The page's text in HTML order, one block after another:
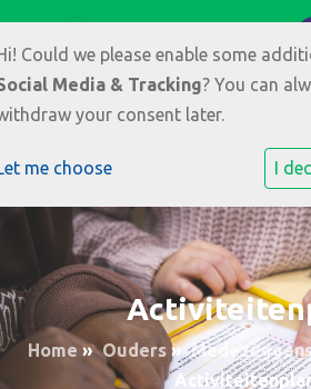
E-mailadres
Home» Ouders »
Could we please enable some
Media & Tracking? You can
your consent later.
me choose I